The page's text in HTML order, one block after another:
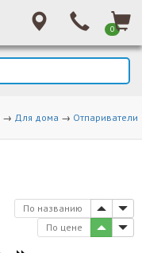
0
→ Для дома → Отпариватели
По названию
По цене